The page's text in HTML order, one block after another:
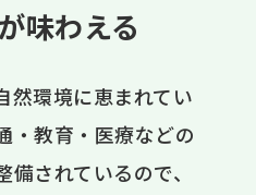
味わえる
然環境に恵まれてい
・教育・医療などの
されているので、